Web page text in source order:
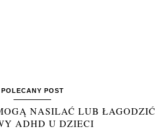
POLECANY POST
NASILAĆ LUB ŁAGODZIĆ
ADHD U DZIECI